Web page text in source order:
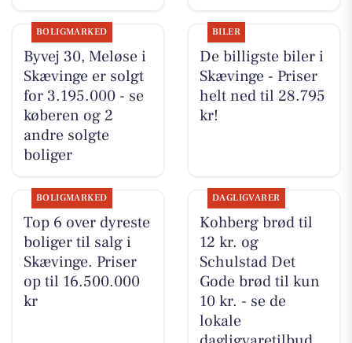
BOLIGMARKED
Byvej 30, Meløse i
Skævinge er solgt
for 3.195.000 - se
køberen og 2
andre solgte
boliger
BILER
De billigste biler i
Skævinge - Priser
helt ned til 28.795
kr!
BOLIGMARKED
Top 6 over dyreste
boliger til salg i
Skævinge. Priser
op til 16.500.000
kr
DAGLIGVARER
Kohberg brød til
12 kr. og
Schulstad Det
Gode brød til kun
10 kr. - se de
lokale